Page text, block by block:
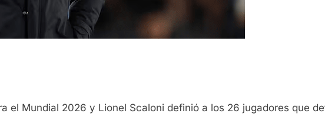
el Mundial 2026 y Lionel Scaloni definió a los 26 jugadores que